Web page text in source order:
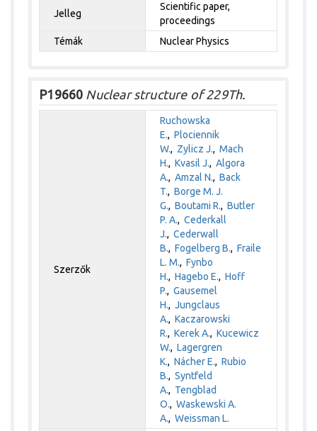
Jelleg
Scientific paper,
proceedings
Témák
Nuclear Physics
P19660 Nuclear structure of 229Th.
Szerzők
Ruchowska
E.,Plociennik
W., Zylicz J.,Mach
H.,Kvasil J.,Algora
A.,Amzal N.,Back
T.,Borge M. J.
G.,Boutami R.,Butler
P. A.,Cederkall
J.,Cederwall
B.,Fogelberg B.,Fraile
L. M.,Fynbo
H.,Hagebo E.,Hoff
P.,Gausemel
H.,Jungclaus
A.,Kaczarowski
R.,Kerek A.,Kucewicz
W.,Lagergren
K.,Nácher E.,Rubio
B.,Syntfeld
A., Tengblad
O.,Waskewski A.
A.,Weissman L.